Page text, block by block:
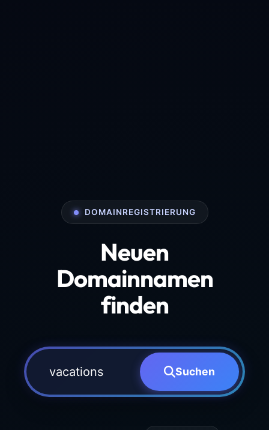
DOMAINREGISTRIERUNG
Neuen
Domainnamen
finden
Suchen